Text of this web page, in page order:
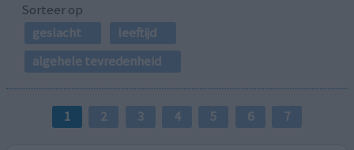
Sorteer op
geslacht
leeftijd
algehele tevredenheid
1 2 3 4 5 6 7